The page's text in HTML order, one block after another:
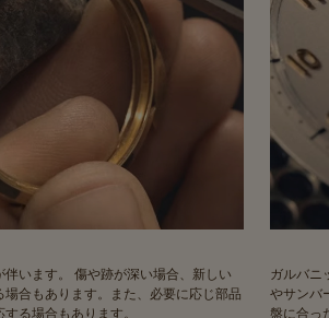
います。 傷や跡が深い場合、新しい
合もあります。また、必要に応じ部品
る場合もあります。
ガルバニ
やサンバ
盤に合っ